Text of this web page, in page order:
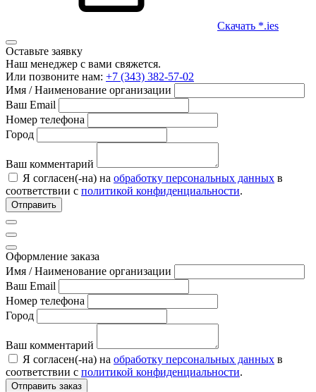
Скачать *.ies
Оставьте заявку
Наш менеджер с вами свяжется.
Или позвоните нам: +7 (343) 382-57-02
Имя / Наименование организации
Ваш Email
Номер телефона
Город
Ваш комментарий
Я согласен(-на) на обработку персональных данных в
соответствии с политикой конфиденциальности.
Отправить
Оформление заказа
Имя / Наименование организации
Ваш Email
Номер телефона
Город
Ваш комментарий
Я согласен(-на) на обработку персональных данных в
соответствии с политикой конфиденциальности.
Отправить заказ